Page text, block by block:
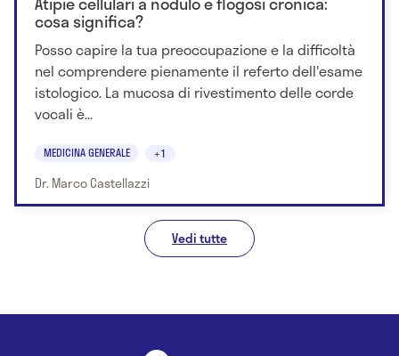
cosa significa?
Posso capire la tua preoccupazione e la difficoltà
nel comprendere pienamente il referto dell'esame
istologico. La mucosa di rivestimento delle corde
vocali è...
MEDICINA GENERALE +1
Dr. Marco Castellazzi
Vedi tutte